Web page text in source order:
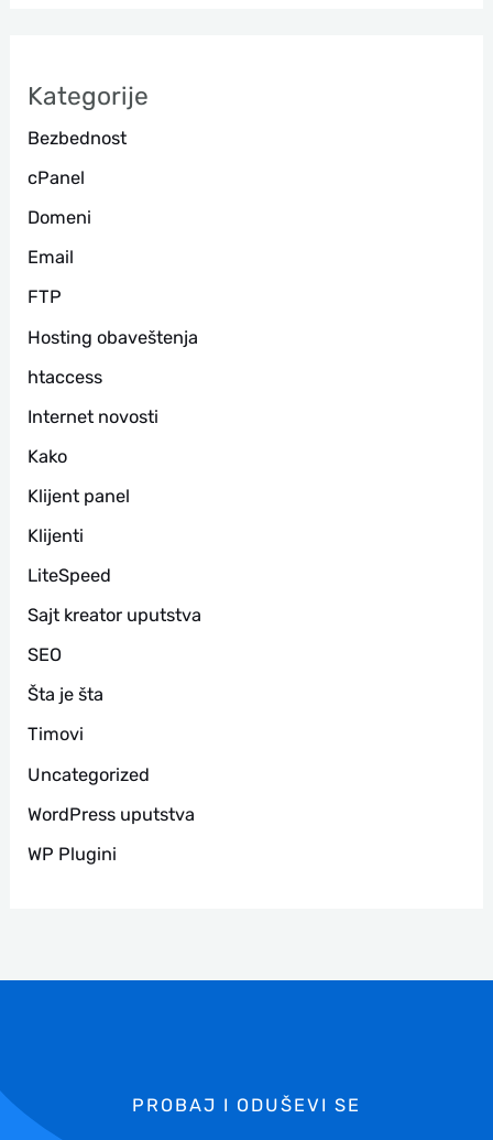
г
а
Kategorije
Bezbednost
cPanel
Domeni
Email
FTP
Hosting obaveštenja
htaccess
Internet novosti
Kako
Klijent panel
Klijenti
LiteSpeed
Sajt kreator uputstva
SEO
Šta je šta
Timovi
Uncategorized
WordPress uputstva
WP Plugini
PROBAJ I ODUŠEVI SE